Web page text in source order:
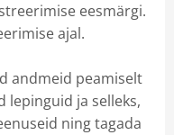
eesmärgi.
ajal.
andmeid peamiselt
lepinguid ja selleks,
ning tagada